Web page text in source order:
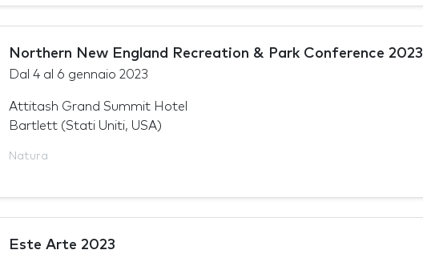
Northern New England Recreation & Park Conference 2023
Dal 4al 6 gennaio 2023
Attitash Grand Summit Hotel
Bartlett (Stati Uniti, USA)
Natura
Este Arte 2023